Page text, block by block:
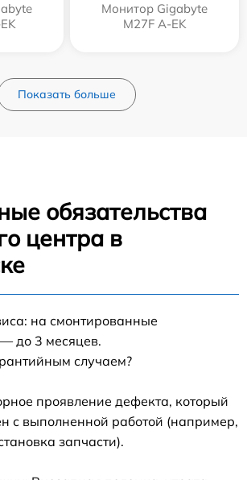
Монитор Gigabyte
M27F A-EK
Показать больше
обязательства
центра в
на смонтированные
до 3 месяцев.
случаем?
проявление дефекта, который
с выполненной работой (например,
запчасти).